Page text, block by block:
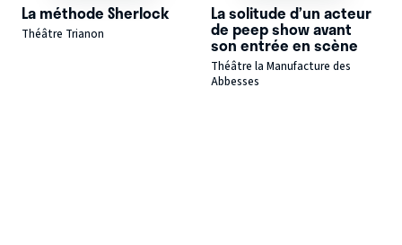
La méthode Sherlock
Théâtre Trianon
La solitude d’un acteur
de peep show avant
son entrée en scène
Théâtre la Manufacture des
Abbesses